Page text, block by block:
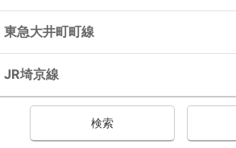
東急大井町町線
JR埼京線
検索